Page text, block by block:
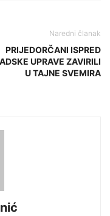
Naredni članak
PRIJEDORČANI ISPRED
UPRAVE ZAVIRILI
U TAJNE SVEMIRA